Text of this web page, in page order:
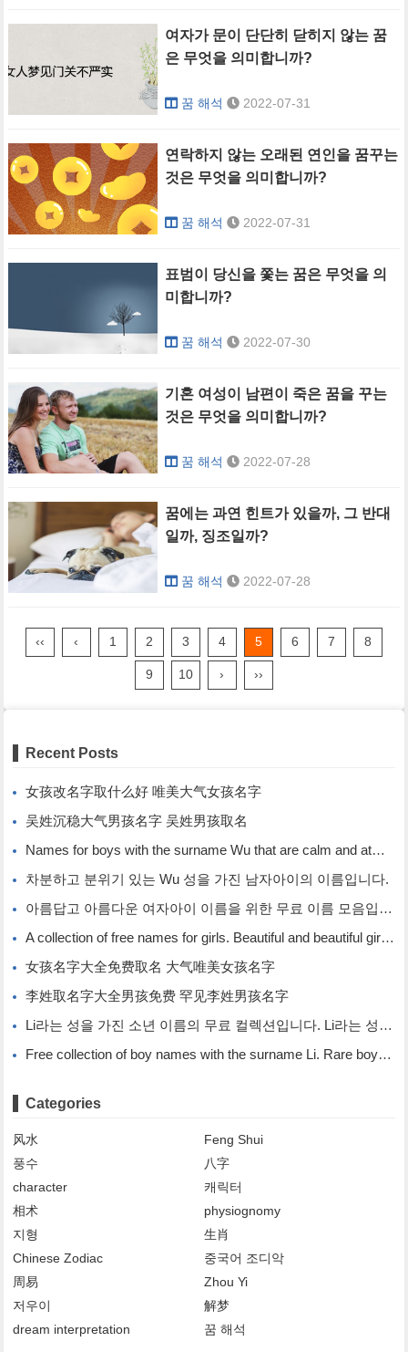
여자가 문이 단단히 닫히지 않는 꿈
은 무엇을 의미합니까?
꿈 해석 2022-07-31
연락하지 않는 오래된 연인을 꿈꾸는
것은 무엇을 의미합니까?
꿈 해석 2022-07-31
표범이 당신을 쫓는 꿈은 무엇을 의
미합니까?
꿈 해석 2022-07-30
기혼 여성이 남편이 죽은 꿈을 꾸는
것은 무엇을 의미합니까?
꿈 해석 2022-07-28
꿈에는 과연 힌트가 있을까, 그 반대
일까, 징조일까?
꿈 해석 2022-07-28
‹‹ ‹ 1 2 3 4 5 6 7 8
9 10 › ››
Recent Posts
女孩改名字取什么好 唯美大气女孩名字
吴姓沉稳大气男孩名字 吴姓男孩取名
Names for boys with the surname Wu that are calm and atmospheric. Names for boys with the surname Wu.
차분하고 분위기 있는 Wu 성을 가진 남자아이의 이름입니다.
아름답고 아름다운 여자아이 이름을 위한 무료 이름 모음입니다.
A collection of free names for girls. Beautiful and beautiful girl names.
女孩名字大全免费取名 大气唯美女孩名字
李姓取名字大全男孩免费 罕见李姓男孩名字
Li라는 성을 가진 소년 이름의 무료 컬렉션입니다. Li라는 성을 가진 희귀한 소년 이름입니다.
Free collection of boy names with the surname Li. Rare boy names with the surname Li.
Categories
风水
Feng Shui
풍수
八字
character
캐릭터
相术
physiognomy
지형
生肖
Chinese Zodiac
중국어 조디악
周易
Zhou Yi
저우이
解梦
dream interpretation
꿈 해석